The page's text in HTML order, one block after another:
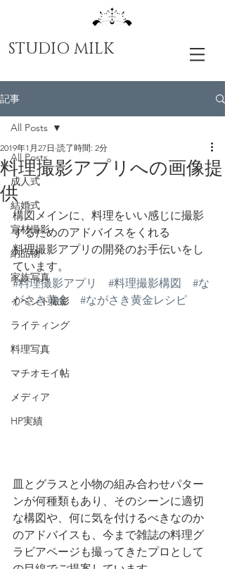
STUDIO MILK
記事
All Posts
成人式
結婚式
宣材撮影
納品物
家族写真
イベント撮影
ライティング
料理写真
マチオモイ帖
メディア
HP実績
All Posts
料理撮影アプリへの画像提
供
2019年1月27日 読了時間: 2分
構図メインに、料理をいい感じに撮影
するためのアドバイスをくれる
料理撮影アプリの開発のお手伝いをし
ています。
#料理撮影アプリ
#料理撮影構図
#な
がさき黄金
#ながさき黄金レシピ
皿とグラスと小物の組み合わせパター
ンが何種類もあり、そのシーンに適切
な構図や、何に気を付けるべきなのか
のアドバイスも、今まで雑誌の料理グ
ラビアページも撮ってきたプロとして